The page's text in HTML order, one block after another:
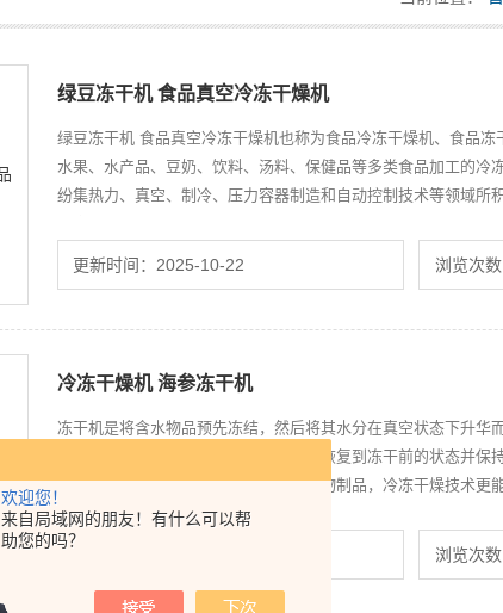
欢迎您！
来自局域网的朋友！有什么可以帮
助您的吗？
绿豆冻干机 食品真空冷冻干燥机
绿豆冻干机 食品真空冷冻干燥机也称为食品冷冻干燥机、食品冻
水果、水产品、豆奶、饮料、汤料、保健品等多类食品加工的冷
纷集热力、真空、制冷、压力容器制造和自动控制技术等领域所
更新时间：2025-10-22 浏览次
冷冻干燥机 海参冻干机
冻干机是将含水物品预先冻结，然后将其水分在真空状态下升华
燥处理的物品易于长期保存，加水后能恢复到冻干前的状态并
素、疫苗、血液制品、酶激素和其它生物制品，冷冻干燥技术更
浏览次